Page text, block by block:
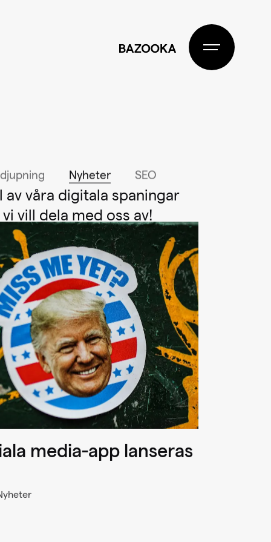
BAZOOKA
av våra digitala spaningar
vill dela med oss av!
Nyheter SEO
media-app lanseras